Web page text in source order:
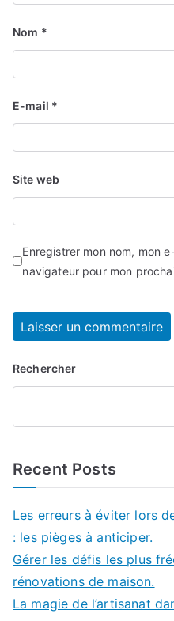
Nom *
E-mail *
Site web
Enregistrer mon nom, mon
navigateur pour mon
Rechercher
Recent Posts
Les erreurs à éviter lors
: les pièges à anticiper.
Gérer les défis les plus
rénovations de maison.
La magie de l’artisanat